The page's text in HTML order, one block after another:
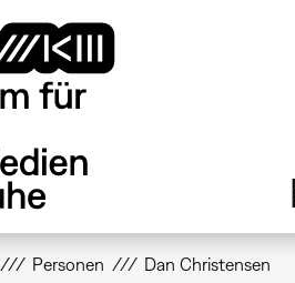
Personen Dan Christensen